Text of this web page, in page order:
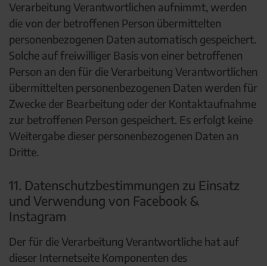
Verarbeitung Verantwortlichen aufnimmt, werden
die von der betroffenen Person übermittelten
personenbezogenen Daten automatisch gespeichert.
Solche auf freiwilliger Basis von einer betroffenen
Person an den für die Verarbeitung Verantwortlichen
übermittelten personenbezogenen Daten werden für
Zwecke der Bearbeitung oder der Kontaktaufnahme
zur betroffenen Person gespeichert. Es erfolgt keine
Weitergabe dieser personenbezogenen Daten an
Dritte.
11. Datenschutzbestimmungen zu Einsatz
und Verwendung von Facebook &
Instagram
Der für die Verarbeitung Verantwortliche hat auf
dieser Internetseite Komponenten des